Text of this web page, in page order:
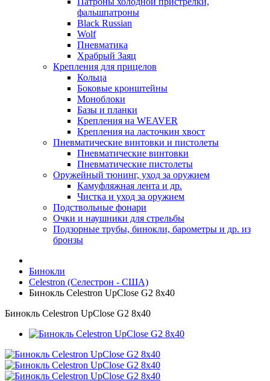
фальшпатроны
Black Russian
Wolf
Пневматика
Храбрый Заяц
Крепления для прицелов
Кольца
Боковые кронштейны
Моноблоки
Базы и планки
Крепления на WEAVER
Крепления на ласточкин хвост
Пневматические винтовки и пистолеты
Пневматические винтовки
Пневматические пистолеты
Оружейный тюнинг, уход за оружием
Камуфляжная лента и др.
Чистка и уход за оружием
Подствольные фонари
Очки и наушники для стрельбы
Подзорные трубы, бинокли, барометры и др. из
бронзы
Бинокли
Celestron (Селестрон - США)
Бинокль Celestron UpClosе G2 8x40
Бинокль Celestron UpClosе G2 8x40